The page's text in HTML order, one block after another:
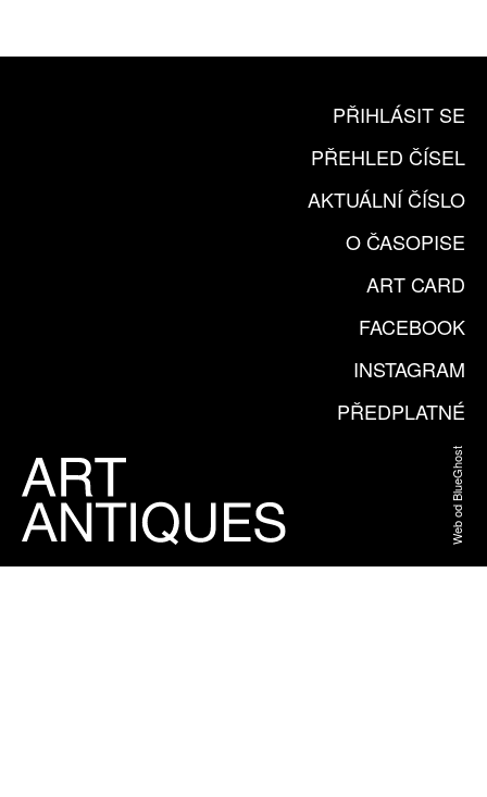
PŘIHLÁSIT SE
PŘEHLED ČÍSEL
AKTUÁLNÍ ČÍSLO
O ČASOPISE
ART CARD
FACEBOOK
INSTAGRAM
PŘEDPLATNÉ
Web od BlueGhost